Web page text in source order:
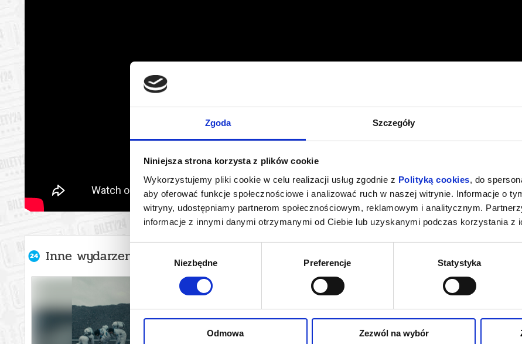
Zgoda Szczegóły
Niniejsza strona korzysta z plików cookie
Wykorzystujemy pliki cookie w celu realizacji usług zgodnie z Polityką cookies, do
aby oferować funkcje społecznościowe i analizować ruch w naszej witrynie. Informacje o
witryny, udostępniamy partnerom społecznościowym, reklamowym i analitycznym.
informacje z innymi danymi otrzymanymi od Ciebie lub uzyskanymi podczas korzystania z
Niezbędne Preferencje Statystyka
Odmowa Zezwól na wybór
Inne wydarzenia organizatora